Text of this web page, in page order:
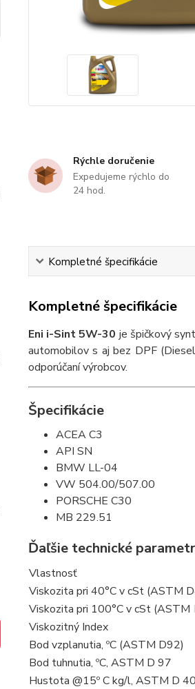
Rýchle doručenie
Expedujeme rýchlo do
24 hod.
Kompletné špecifikácie
Kompletné špecifikácie
Eni i-Sint 5W-30 je špičkový
automobilov s aj bez DPF
odporúčaní výrobcov.
Špecifikácie
ACEA C3
API SN
BMW LL-04
VW 504.00/507.00
PORSCHE C30
MB 229.51
Ďaľšie technické
Vlastnosť
Viskozita pri 40°C v cSt (ASTM
Viskozita pri 100°C v cSt (ASTM
Viskozitný Index
Bod vzplanutia, ºC (ASTM D92)
Bod tuhnutia, ºC, ASTM D 97
Hustota @15º C kg/l, ASTM D